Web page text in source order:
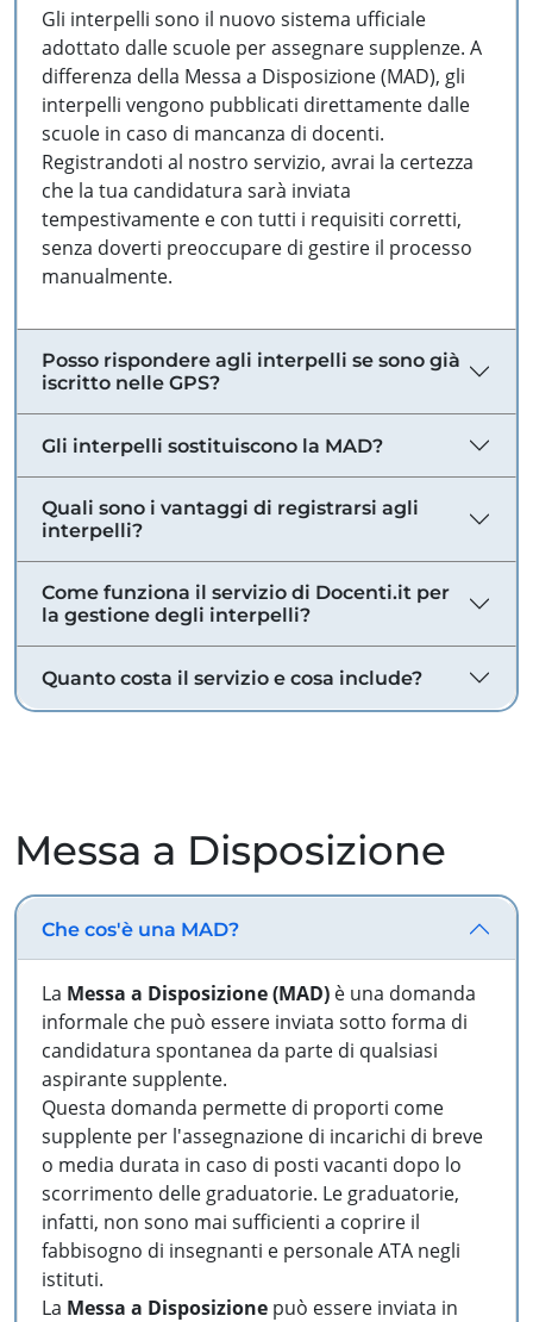
Gli interpelli sono il nuovo sistema ufficiale
adottato dalle scuole per assegnare supplenze. A
differenza della Messa a Disposizione (MAD), gli
interpelli vengono pubblicati direttamente dalle
scuole in caso di mancanza di docenti.
Registrandoti al nostro servizio, avrai la certezza
che la tua candidatura sarà inviata
tempestivamente e con tutti i requisiti corretti,
senza doverti preoccupare di gestire il processo
manualmente.
Posso rispondere agli interpelli se sono già
iscritto nelle GPS?
Gli interpelli sostituiscono la MAD?
Quali sono i vantaggi di registrarsi agli
interpelli?
Come funziona il servizio di Docenti.it per
la gestione degli interpelli?
Quanto costa il servizio e cosa include?
Messa a Disposizione
Che cos'è una MAD?
La Messa a Disposizione (MAD) è una domanda
informale che può essere inviata sotto forma di
candidatura spontanea da parte di qualsiasi
aspirante supplente.
Questa domanda permette di proporti come
supplente per l'assegnazione di incarichi di breve
o media durata in caso di posti vacanti dopo lo
scorrimento delle graduatorie. Le graduatorie,
infatti, non sono mai sufficienti a coprire il
fabbisogno di insegnanti e personale ATA negli
istituti.
La Messa a Disposizione può essere inviata in